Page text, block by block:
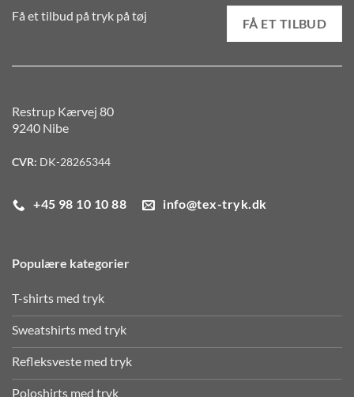
Få et tilbud på tryk på tøj
FÅ ET TILBUD
Restrup Kærvej 80
9240 Nibe
CVR: DK-28265344
+45 98 10 10 88 info@tex-tryk.dk
Populære kategorier
T-shirts med tryk
Sweatshirts med tryk
Refleksveste med tryk
Poloshirts med tryk